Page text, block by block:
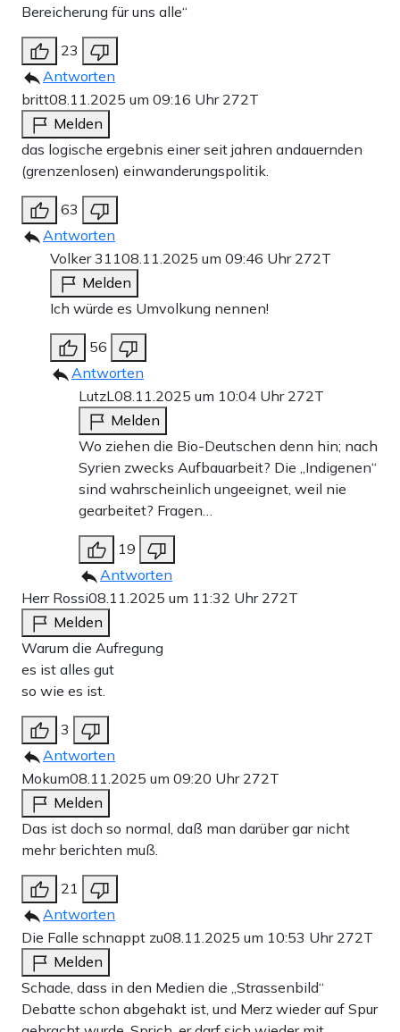
Bereicherung für uns alle“
23
Antworten
britt08.11.2025 um 09:16 Uhr 272T
Melden
das logische ergebnis einer seit jahren andauernden
(grenzenlosen) einwanderungspolitik.
63
Antworten
Volker 31108.11.2025 um 09:46 Uhr 272T
Melden
Ich würde es Umvolkung nennen!
56
Antworten
LutzL 08.11.2025 um 10:04 Uhr 272T
Melden
Wo ziehen die Bio-Deutschen denn hin; nach
Syrien zwecks Aufbauarbeit? Die „Indigenen“
sind wahrscheinlich ungeeignet, weil nie
gearbeitet? Fragen…
19
Antworten
Herr Rossi08.11.2025 um 11:32 Uhr 272T
Melden
Warum die Aufregung
es ist alles gut
so wie es ist.
3
Antworten
Mokum08.11.2025 um 09:20 Uhr 272T
Melden
Das ist doch so normal, daß man darüber gar nicht
mehr berichten muß.
21
Antworten
Die Falle schnappt zu08.11.2025 um 10:53 Uhr 272T
Melden
Schade, dass in den Medien die „Strassenbild“
Debatte schon abgehakt ist, und Merz wieder auf Spur